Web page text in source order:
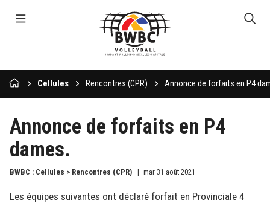
Cellules Rencontres (CPR) Annonce de forfaits en P4
Annonce de forfaits en P4
dames.
BWBC : Cellules > Rencontres (CPR) mar 31 août 2021
Les équipes suivantes ont déclaré forfait en Provinciale 4